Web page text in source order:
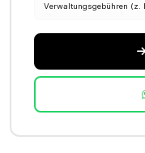
Verwaltungsgebühren (z.